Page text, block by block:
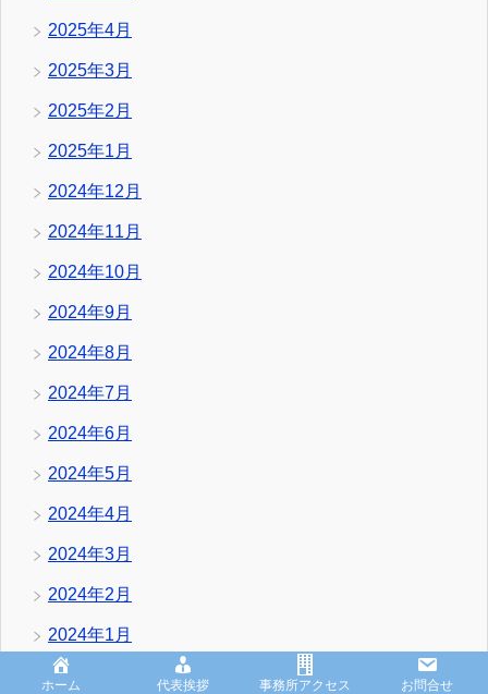
2025年4月
2025年3月
2025年2月
2025年1月
2024年12月
2024年11月
2024年10月
2024年9月
2024年8月
2024年7月
2024年6月
2024年5月
2024年4月
2024年3月
2024年2月
2024年1月
2023年12月
ホーム 代表挨拶 事務所アクセス お問合せ